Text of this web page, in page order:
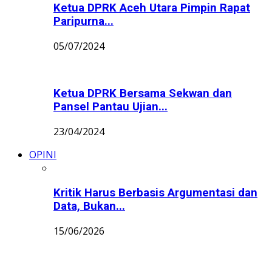
Ketua DPRK Aceh Utara Pimpin Rapat
Paripurna...
05/07/2024
Ketua DPRK Bersama Sekwan dan
Pansel Pantau Ujian...
23/04/2024
OPINI
Kritik Harus Berbasis Argumentasi dan
Data, Bukan...
15/06/2026